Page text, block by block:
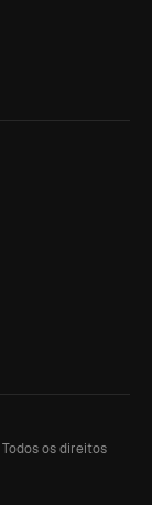
Todos os direitos